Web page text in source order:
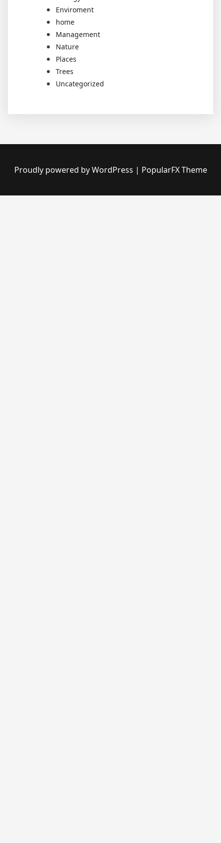
Enviroment
home
Management
Nature
Places
Trees
Uncategorized
Proudly powered by WordPress | PopularFX Theme